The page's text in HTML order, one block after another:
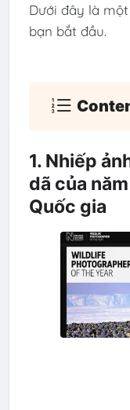
Dưới đây là
bạn bắt đầu.
1. Nhiếp
dã của
Quốc gia